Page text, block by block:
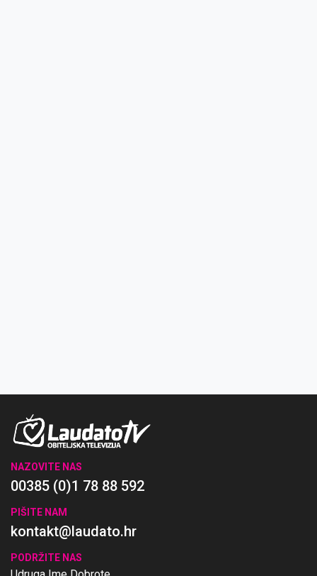
NAZOVITE NAS
00385 (0)1 78 88 592
PIŠITE NAM
kontakt@laudato.hr
PODRŽITE NAS